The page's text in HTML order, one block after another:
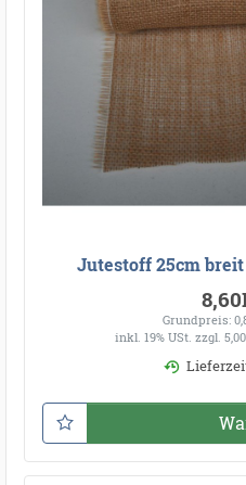
Jutestoff 25cm breit
Grundpreis:
inkl. 19% USt. zzgl.